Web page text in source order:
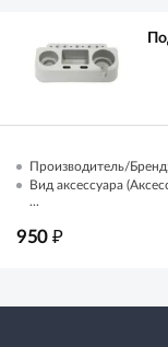
Производитель/
Вид аксессуара
...
950 ₽